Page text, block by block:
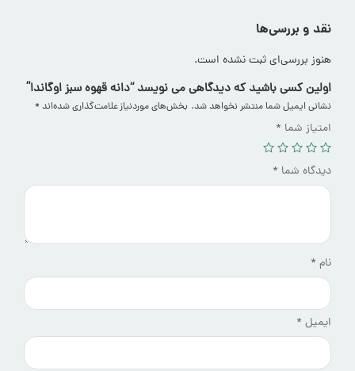
نقد و بررسی‌ها
هنوز بررسی‌ای ثبت نشده است.
اولین کسی باشید که دیدگاهی می نویسد “دانه قهوه سبز اوگاندا”
نشانی ایمیل شما منتشر نخواهد شد. بخش‌های موردنیاز علامت‌گذاری شده‌اند*
امتیاز شما *
دیدگاه شما *
نام *
ایمیل *